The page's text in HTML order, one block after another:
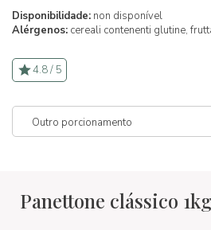
Disponibilidade: non disponível
Alérgenos: cereali contenenti glutine,
4.8 / 5
Panettone clássico 1kg